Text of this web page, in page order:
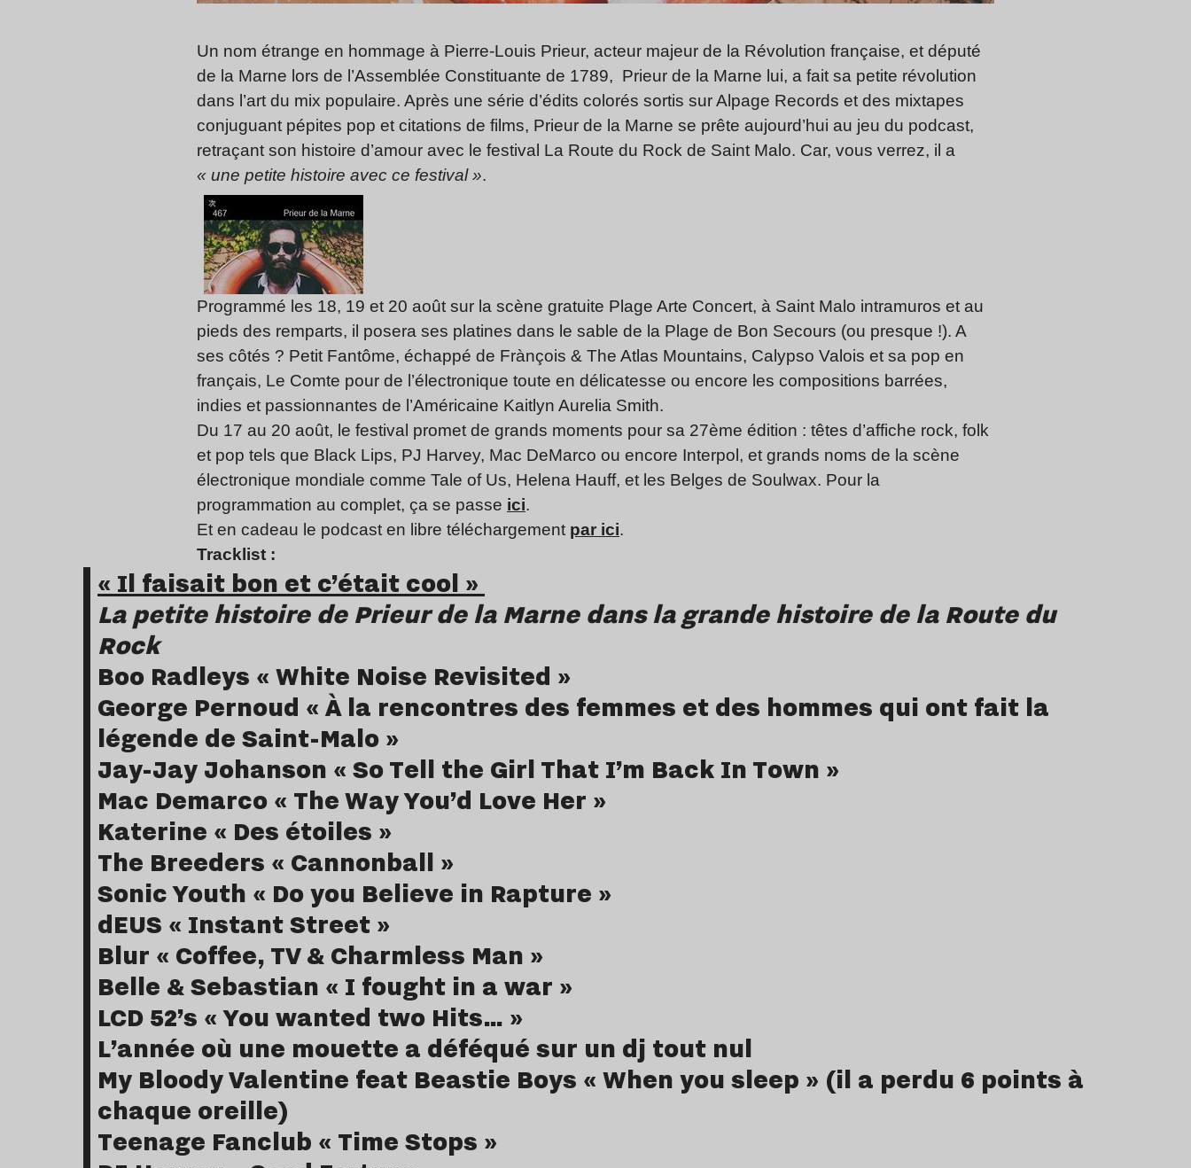
Un nom étrange en hommage à Pierre-Louis Prieur, acteur majeur de la Révolution française, et député
de la Marne lors de l’Assemblée Constituante de 1789, Prieur de la Marne lui, a fait sa petite révolution
dans l’art du mix populaire. Après une série d’édits colorés sortis sur Alpage Records et des mixtapes
conjuguant pépites pop et citations de films, Prieur de la Marne se prête aujourd’hui au jeu du podcast,
retraçant son histoire d’amour avec le festival La Route du Rock de Saint Malo. Car, vous verrez, il a
« une petite histoire avec ce festival ».
Programmé les 18, 19 et 20 août sur la scène gratuite Plage Arte Concert, à Saint Malo intramuros et au
pieds des remparts, il posera ses platines dans le sable de la Plage de Bon Secours (ou presque !). A
ses côtés ? Petit Fantôme, échappé de Frànçois & The Atlas Mountains, Calypso Valois et sa pop en
français, Le Comte pour de l’électronique toute en délicatesse ou encore les compositions barrées,
indies et passionnantes de l’Américaine Kaitlyn Aurelia Smith.
Du 17 au 20 août, le festival promet de grands moments pour sa 27ème édition : têtes d’affiche rock, folk
et pop tels que Black Lips, PJ Harvey, Mac DeMarco ou encore Interpol, et grands noms de la scène
électronique mondiale comme Tale of Us, Helena Hauff, et les Belges de Soulwax. Pour la
programmation au complet, ça se passe ici.
Et en cadeau le podcast en libre téléchargement par ici.
Tracklist :
« Il faisait bon et c’était cool »
La petite histoire de Prieur de la Marne dans la grande histoire de la Route du
Rock
Boo Radleys « White Noise Revisited »
George Pernoud « À la rencontres des femmes et des hommes qui ont fait la
légende de Saint-Malo »
Jay-Jay Johanson « So Tell the Girl That I’m Back In Town »
Mac Demarco « The Way You’d Love Her »
Katerine « Des étoiles »
The Breeders « Cannonball »
Sonic Youth « Do you Believe in Rapture »
dEUS « Instant Street »
Blur « Coffee, TV & Charmless Man »
Belle & Sebastian « I fought in a war »
LCD 52’s « You wanted two Hits… »
L’année où une mouette a déféqué sur un dj tout nul
My Bloody Valentine feat Beastie Boys « When you sleep » (il a perdu 6 points à
chaque oreille)
Teenage Fanclub « Time Stops »